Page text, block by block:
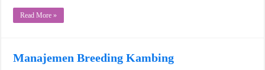
Read More »
Manajemen Breeding Kambing